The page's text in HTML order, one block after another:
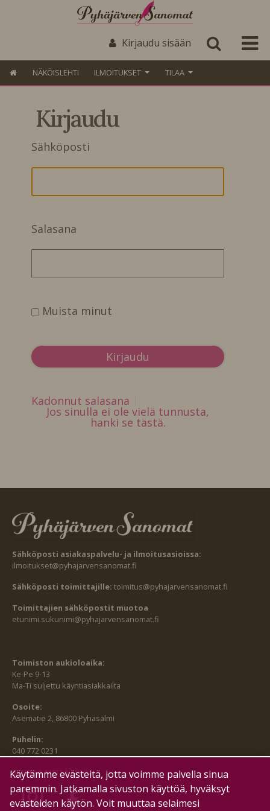
Kirjaudu sisään
NÄKÖISLEHTI ILMOITUKSET TILAA
Kirjaudu
Sähköposti
Salasana
Muista minut
Kadonnut salasana
Jos sinulla ei ole vielä tunnusta,
hanki se tästä.
Sähköposti asiakaspalvelu- ja ilmoitusasioissa:
ilmoitukset@pyhajarvensanomat.fi
Sähköposti toimittajille: toimitus@pyhajarvensanomat.fi
Toimittajien sähköpostit muotoa
etunimi.sukunimi@pyhajarvensanomat.fi
Toimiston aukioloaika:
Ke-Pe 9-13
Ma-Ti suljettu käyntiasiakkailta
Osoite:
Asematie 2, 86800 Pyhäsalmi
Puhelin:
040 772 0231
SEURAA MEITÄ MYÖS:
Käytämme evästeitä, jotta voimme palvella sinua
paremmin. Jatkamalla sivuston käyttöä, hyväksyt
evästeiden käytön. Voit muuttaa selaimesi